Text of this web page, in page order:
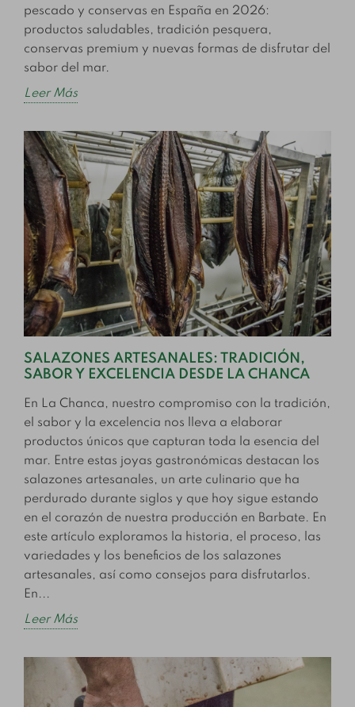
pescado y conservas en España en 2026:
productos saludables, tradición pesquera,
conservas premium y nuevas formas de disfrutar del
sabor del mar.
Leer Más
SALAZONES ARTESANALES: TRADICIÓN,
SABOR Y EXCELENCIA DESDE LA CHANCA
En La Chanca, nuestro compromiso con la tradición,
el sabor y la excelencia nos lleva a elaborar
productos únicos que capturan toda la esencia del
mar. Entre estas joyas gastronómicas destacan los
salazones artesanales, un arte culinario que ha
perdurado durante siglos y que hoy sigue estando
en el corazón de nuestra producción en Barbate. En
este artículo exploramos la historia, el proceso, las
variedades y los beneficios de los salazones
artesanales, así como consejos para disfrutarlos.
En...
Leer Más